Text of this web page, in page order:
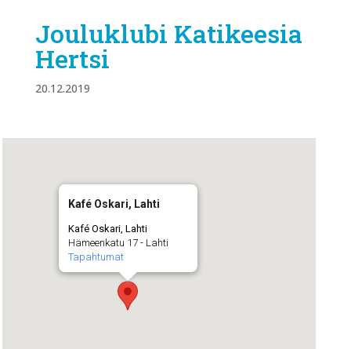
Jouluklubi Katikeesia
Hertsi
20.12.2019
Kafé Oskari, Lahti
Kafé Oskari, Lahti
Hämeenkatu 17 - Lahti
Tapahtumat